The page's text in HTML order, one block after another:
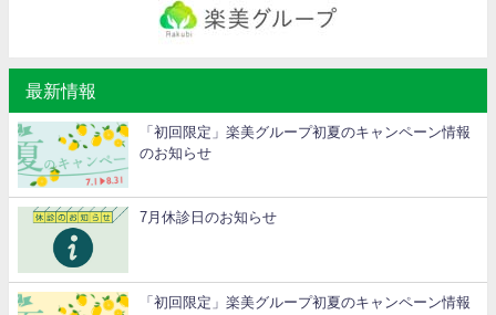
最新情報
「初回限定」楽美グループ初夏のキャンペーン情報
のお知らせ
7月休診日のお知らせ
「初回限定」楽美グループ初夏のキャンペーン情報